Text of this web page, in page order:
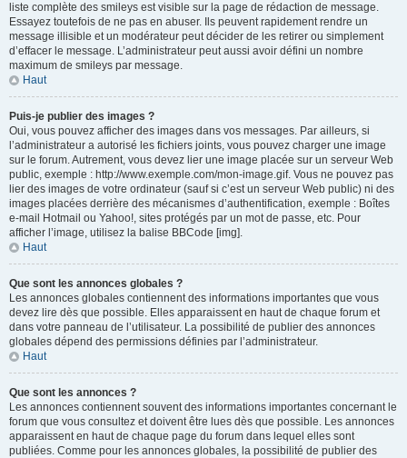
liste complète des smileys est visible sur la page de rédaction de message.
Essayez toutefois de ne pas en abuser. Ils peuvent rapidement rendre un
message illisible et un modérateur peut décider de les retirer ou simplement
d’effacer le message. L’administrateur peut aussi avoir défini un nombre
maximum de smileys par message.
Haut
Puis-je publier des images ?
Oui, vous pouvez afficher des images dans vos messages. Par ailleurs, si
l’administrateur a autorisé les fichiers joints, vous pouvez charger une image
sur le forum. Autrement, vous devez lier une image placée sur un serveur Web
public, exemple : http://www.exemple.com/mon-image.gif. Vous ne pouvez pas
lier des images de votre ordinateur (sauf si c’est un serveur Web public) ni des
images placées derrière des mécanismes d’authentification, exemple : Boîtes
e-mail Hotmail ou Yahoo!, sites protégés par un mot de passe, etc. Pour
afficher l’image, utilisez la balise BBCode [img].
Haut
Que sont les annonces globales ?
Les annonces globales contiennent des informations importantes que vous
devez lire dès que possible. Elles apparaissent en haut de chaque forum et
dans votre panneau de l’utilisateur. La possibilité de publier des annonces
globales dépend des permissions définies par l’administrateur.
Haut
Que sont les annonces ?
Les annonces contiennent souvent des informations importantes concernant le
forum que vous consultez et doivent être lues dès que possible. Les annonces
apparaissent en haut de chaque page du forum dans lequel elles sont
publiées. Comme pour les annonces globales, la possibilité de publier des